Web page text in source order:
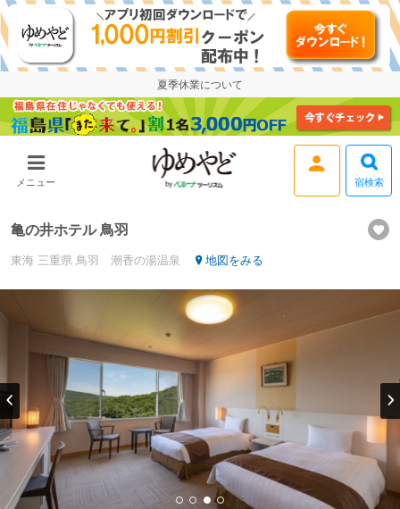
夏季休業について
メニュー 宿検索
亀の井ホテル 鳥羽
東海 三重県 鳥羽 潮香の湯温泉 地図をみる